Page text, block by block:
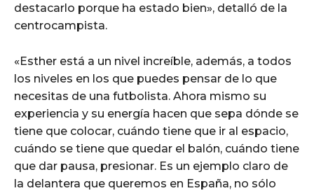
destacarlo porque ha estado bien», detalló de la
centrocampista.
«Esther está a un nivel increíble, además, a todos
los niveles en los que puedes pensar de lo que
necesitas de una futbolista. Ahora mismo su
experiencia y su energía hacen que sepa dónde se
tiene que colocar, cuándo tiene que ir al espacio,
cuándo se tiene que quedar el balón, cuándo tiene
que dar pausa, presionar. Es un ejemplo claro de
la delantera que queremos en España, no sólo